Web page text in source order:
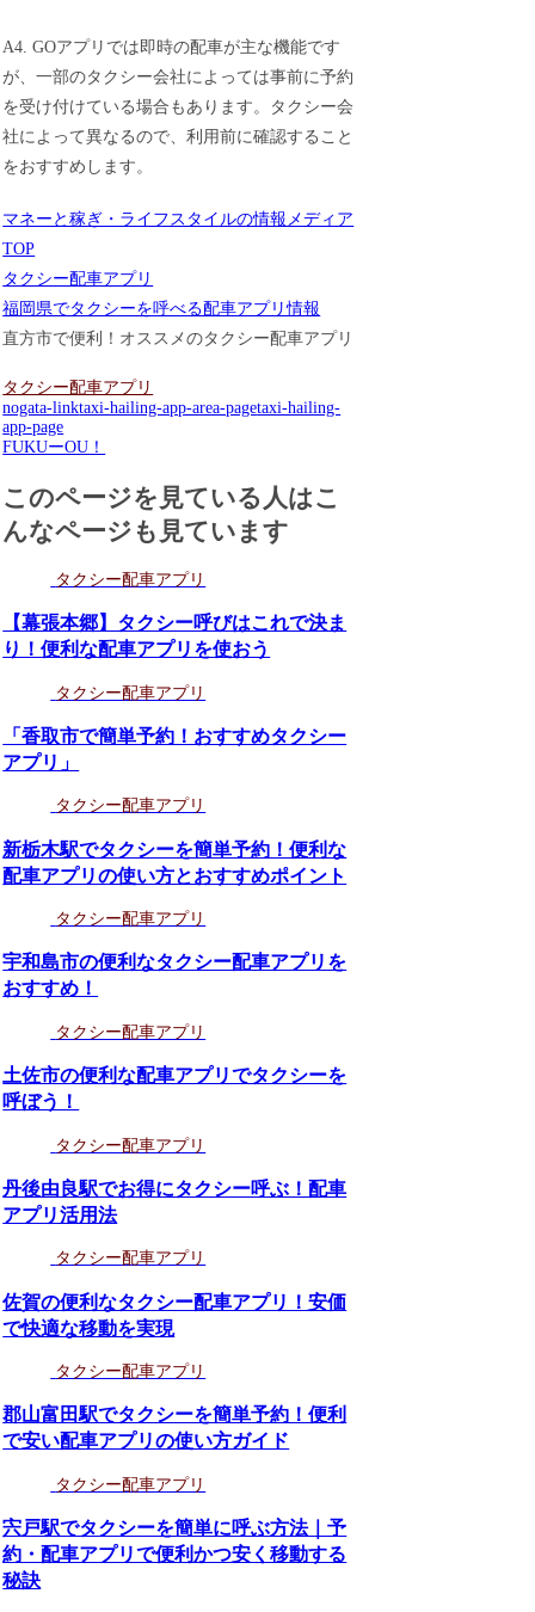
A4. GOアプリでは即時の配車が主な機能です
が、一部のタクシー会社によっては事前に予約
を受け付けている場合もあります。タクシー会
社によって異なるので、利用前に確認すること
をおすすめします。
マネーと稼ぎ・ライフスタイルの情報メディア
TOP
タクシー配車アプリ
福岡県でタクシーを呼べる配車アプリ情報
直方市で便利！オススメのタクシー配車アプリ
タクシー配車アプリ
nogata-linktaxi-hailing-app-area-pagetaxi-hailing-
app-page
FUKUーOU！
このページを見ている人はこ
んなページも見ています
タクシー配車アプリ
【幕張本郷】タクシー呼びはこれで決ま
り！便利な配車アプリを使おう
タクシー配車アプリ
「香取市で簡単予約！おすすめタクシー
アプリ」
タクシー配車アプリ
新栃木駅でタクシーを簡単予約！便利な
配車アプリの使い方とおすすめポイント
タクシー配車アプリ
宇和島市の便利なタクシー配車アプリを
おすすめ！
タクシー配車アプリ
土佐市の便利な配車アプリでタクシーを
呼ぼう！
タクシー配車アプリ
丹後由良駅でお得にタクシー呼ぶ！配車
アプリ活用法
タクシー配車アプリ
佐賀の便利なタクシー配車アプリ！安価
で快適な移動を実現
タクシー配車アプリ
郡山富田駅でタクシーを簡単予約！便利
で安い配車アプリの使い方ガイド
タクシー配車アプリ
宍戸駅でタクシーを簡単に呼ぶ方法｜予
約・配車アプリで便利かつ安く移動する
秘訣